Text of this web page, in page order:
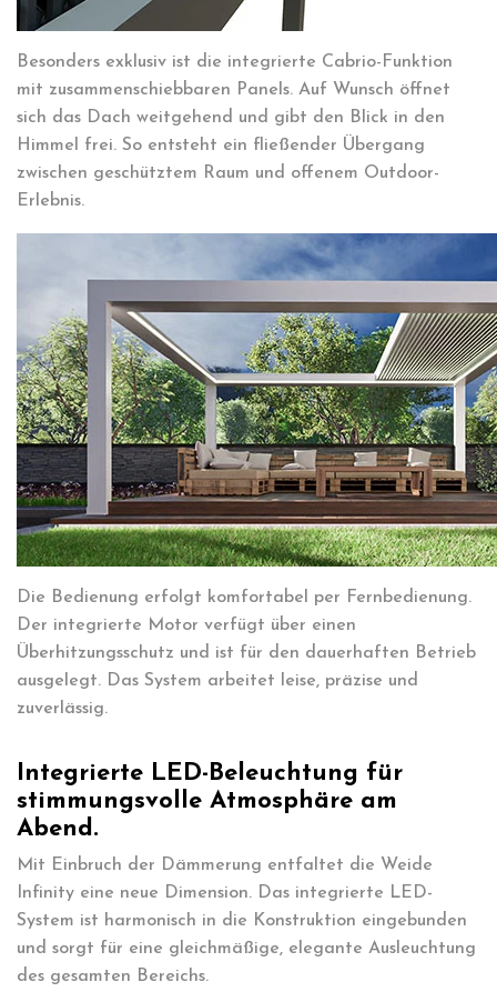
Besonders exklusiv ist die integrierte Cabrio-Funktion
mit zusammenschiebbaren Panels. Auf Wunsch öffnet
sich das Dach weitgehend und gibt den Blick in den
Himmel frei. So entsteht ein fließender Übergang
zwischen geschütztem Raum und offenem Outdoor-
Erlebnis.
Die Bedienung erfolgt komfortabel per Fernbedienung.
Der integrierte Motor verfügt über einen
Überhitzungsschutz und ist für den dauerhaften Betrieb
ausgelegt. Das System arbeitet leise, präzise und
zuverlässig.
Integrierte LED-Beleuchtung für
stimmungsvolle Atmosphäre am
Abend.
Mit Einbruch der Dämmerung entfaltet die Weide
Infinity eine neue Dimension. Das integrierte LED-
System ist harmonisch in die Konstruktion eingebunden
und sorgt für eine gleichmäßige, elegante Ausleuchtung
des gesamten Bereichs.